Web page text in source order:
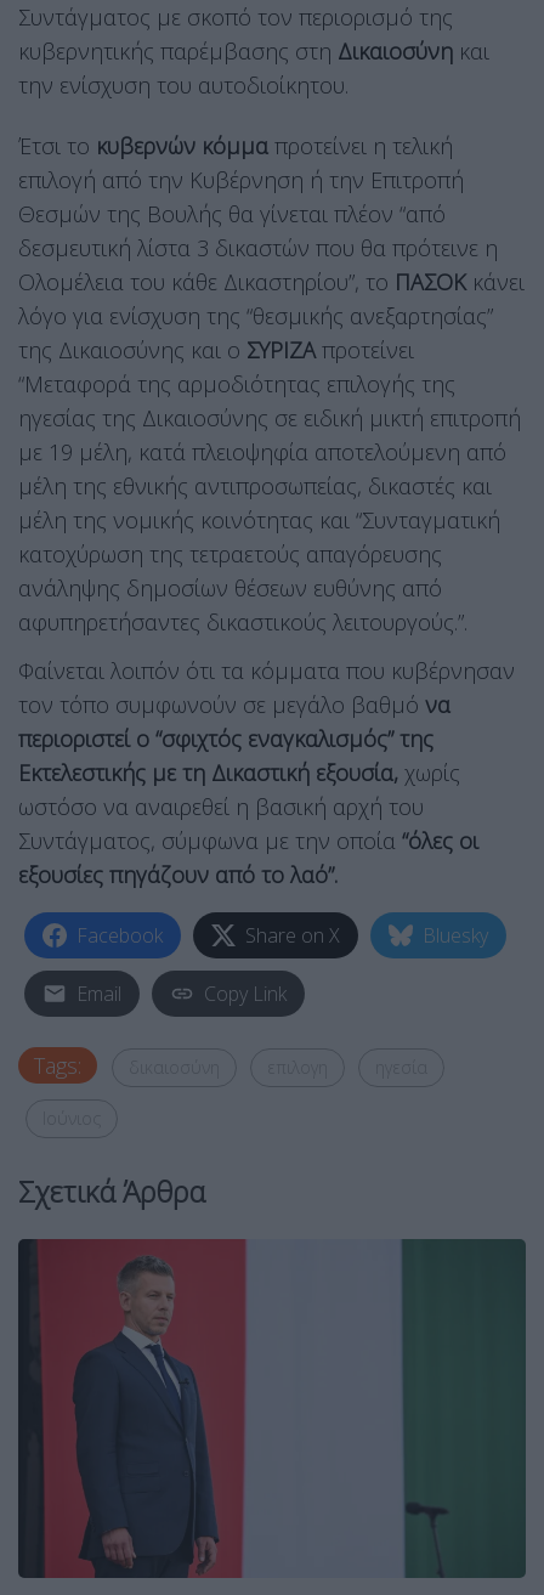
Συντάγματος με σκοπό τον περιορισμό της
κυβερνητικής παρέμβασης στη Δικαιοσύνη και
την ενίσχυση του αυτοδιοίκητου.
Έτσι το κυβερνών κόμμα προτείνει η τελική
επιλογή από την Κυβέρνηση ή την Επιτροπή
Θεσμών της Βουλής θα γίνεται πλέον “από
δεσμευτική λίστα 3 δικαστών που θα πρότεινε η
Ολομέλεια του κάθε Δικαστηρίου”, το ΠΑΣΟΚ κάνει
λόγο για ενίσχυση της “θεσμικής ανεξαρτησίας”
της Δικαιοσύνης και ο ΣΥΡΙΖΑπροτείνει
“Μεταφορά της αρμοδιότητας επιλογής της
ηγεσίας της Δικαιοσύνης σε ειδική μικτή επιτροπή
με 19 μέλη, κατά πλειοψηφία αποτελούμενη από
μέλη της εθνικής αντιπροσωπείας, δικαστές και
μέλη της νομικής κοινότητας και “Συνταγματική
κατοχύρωση της τετραετούς απαγόρευσης
ανάληψης δημοσίων θέσεων ευθύνης από
αφυπηρετήσαντες δικαστικούς λειτουργούς.”.
Φαίνεται λοιπόν ότι τα κόμματα που κυβέρνησαν
τον τόπο συμφωνούν σε μεγάλο βαθμό να
περιοριστεί ο “σφιχτός εναγκαλισμός” της
Εκτελεστικής με τη Δικαστική εξουσία, χωρίς
ωστόσο να αναιρεθεί η βασική αρχή του
Συντάγματος, σύμφωνα με την οποία “όλες οι
εξουσίες πηγάζουν από το λαό”.
Facebook Share on X Bluesky
Email Copy Link
Tags:
Σχετικά Άρθρα